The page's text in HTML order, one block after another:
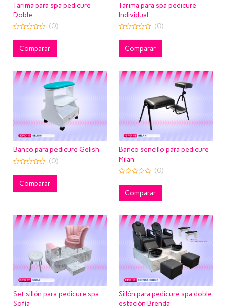
Tarima para spa pedicure
Doble
out
(0)
Comparar
Tarima para spa pedicure
Individual
out
(0)
Comparar
Banco para pedicure Gelish
out
(0)
Comparar
Banco sencillo para pedicure
Milan
out
(0)
Comparar
Set sillón para pedicure spa
Sofía
Sillón para pedicure spa doble
estación Brenda